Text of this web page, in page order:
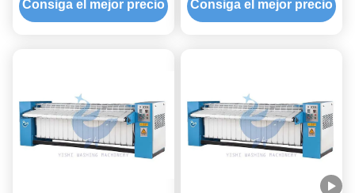
Consiga el mejor precio
rodillo plano planchador
Consiga el mejor precio